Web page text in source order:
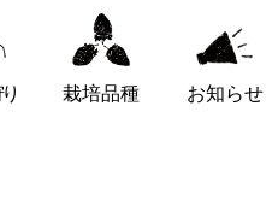
栽培品種 お知らせ